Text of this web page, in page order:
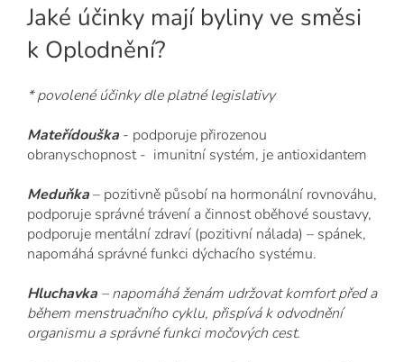
Jaké účinky mají byliny ve směsi
k Oplodnění?
* povolené účinky dle platné legislativy
Mateřídouška - podporuje přirozenou
obranyschopnost - imunitní systém, je antioxidantem
Meduňka– pozitivně působí na hormonální rovnováhu,
podporuje správné trávení a činnost oběhové soustavy,
podporuje mentální zdraví (pozitivní nálada) – spánek,
napomáhá správné funkci dýchacího systému.
Hluchavka – napomáhá ženám udržovat komfort před a
během menstruačního cyklu, přispívá k odvodnění
organismu a správné funkci močových cest.